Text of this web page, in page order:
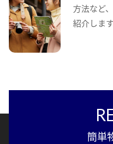
方法など
紹介します
簡単